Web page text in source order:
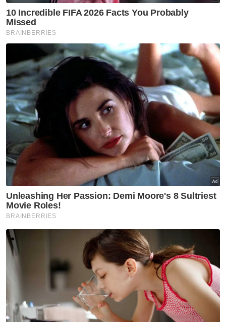
daerah Kemaman sentiasa terjamin, selain
menyokong pembangunan yang lebih lestari
dan selamat daripada bencana alam.
"Ini membuktikan komitmen kerajaan negeri
dan Persekutuan dalam menangani isu banjir
secara menyeluruh, bukan sekadar
penyelesaian sementara tetapi jangka
panjang demi kemakmuran penduduk
setempat," ujarnya.
Muat turun aplikasi Sinar Harian.Klik di sini!
Bencana
Infrastruktur
Terengganu